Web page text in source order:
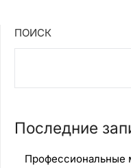
ПОИСК
Последние
Профессиональные